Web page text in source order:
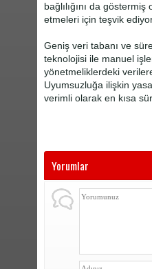
bağlılığını da
etmeleri için teşvik
Geniş veri tabanı ve
teknolojisi ile manuel
yönetmeliklerdeki
Uyumsuzluğa ilişkin
verimli olarak en kısa
Yorumlar